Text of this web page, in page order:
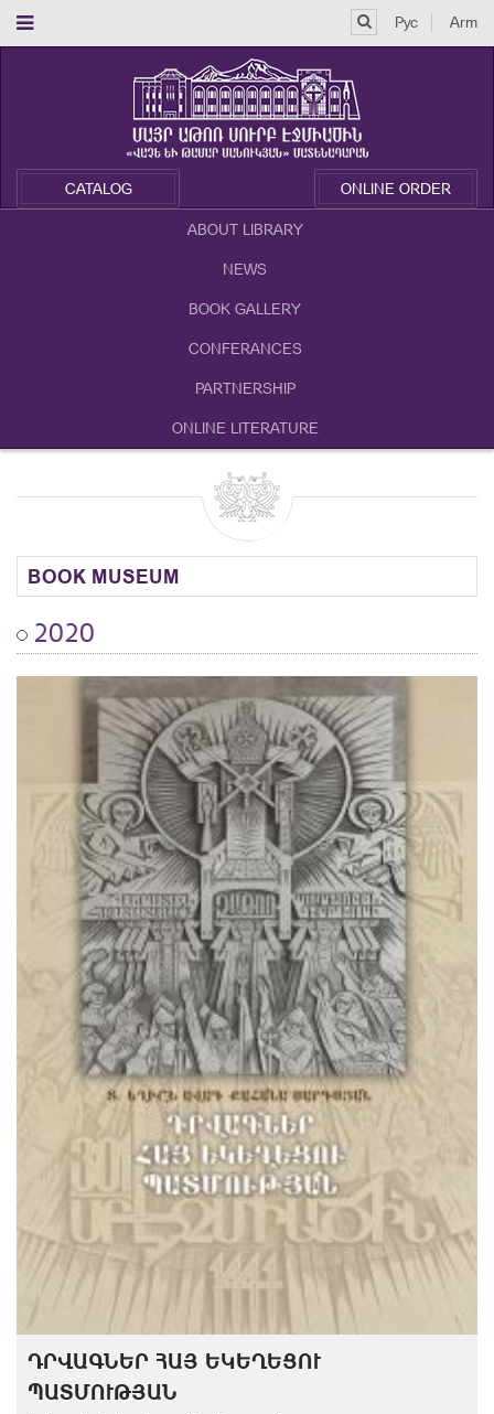
Рус Arm
CATALOG ONLINE ORDER
ABOUT LIBRARY
NEWS
BOOK GALLERY
CONFERANCES
PARTNERSHIP
ONLINE LITERATURE
BOOK MUSEUM
2020
ԴՐՎԱԳՆԵՐ ՀԱՅ ԵԿԵՂԵՑՈՒ
ՊԱՏՄՈՒԹՅԱՆ